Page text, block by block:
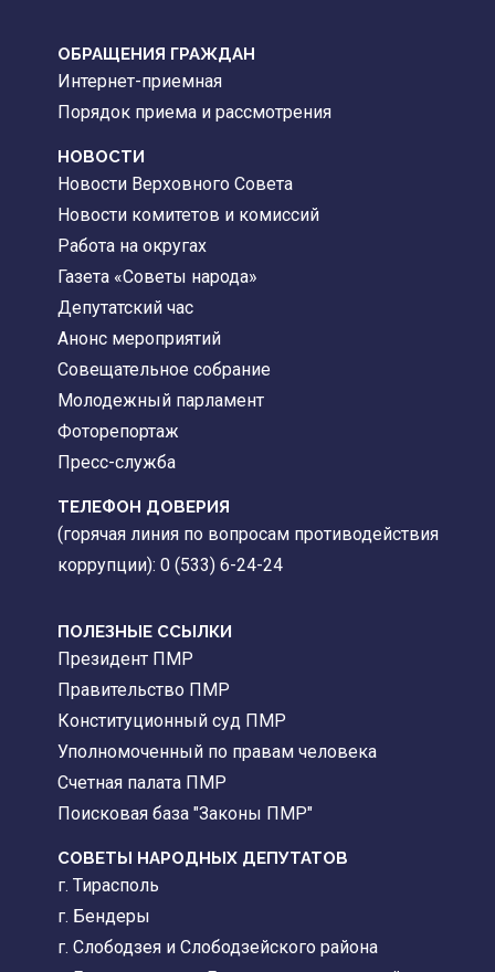
ОБРАЩЕНИЯ ГРАЖДАН
Интернет-приемная
Порядок приема и рассмотрения
НОВОСТИ
Новости Верховного Совета
Новости комитетов и комиссий
Работа на округах
Газета «Советы народа»
Депутатский час
Анонс мероприятий
Совещательное собрание
Молодежный парламент
Фоторепортаж
Пресс-служба
ТЕЛЕФОН ДОВЕРИЯ
(горячая линия по вопросам противодействия
коррупции): 0 (533) 6-24-24
ПОЛЕЗНЫЕ ССЫЛКИ
Президент ПМР
Правительство ПМР
Конституционный суд ПМР
Уполномоченный по правам человека
Счетная палата ПМР
Поисковая база "Законы ПМР"
СОВЕТЫ НАРОДНЫХ ДЕПУТАТОВ
г. Тирасполь
г. Бендеры
г. Слободзея и Слободзейского района